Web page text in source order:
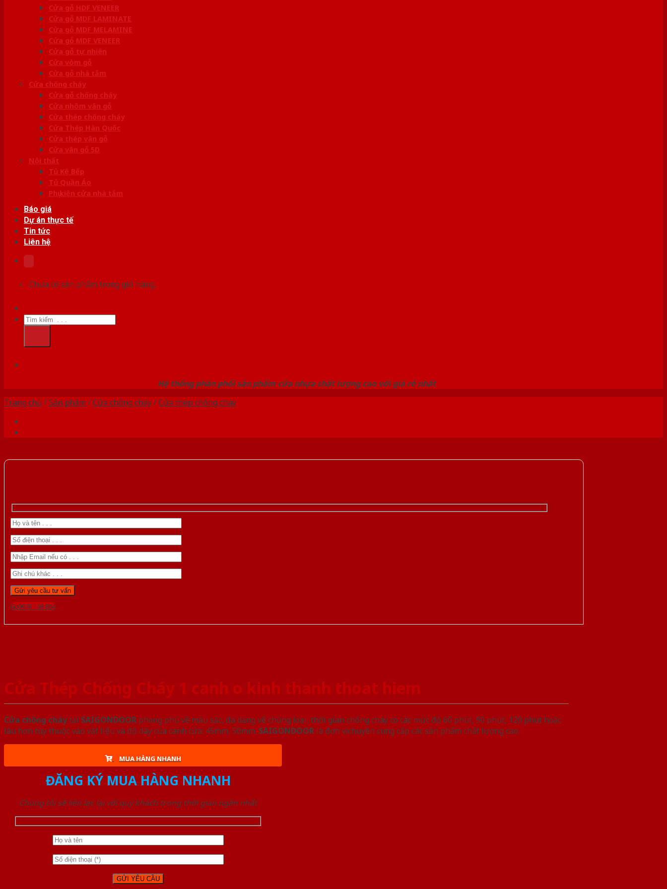
Cửa gỗ HDF VENEER
Cửa gỗ MDF LAMINATE
Cửa gỗ MDF MELAMINE
Cửa gỗ MDF VENEER
Cửa gỗ tự nhiên
Cửa vòm gỗ
Cửa gỗ nhà tắm
Cửa chống cháy
Cửa gỗ chống cháy
Cửa nhôm vân gỗ
Cửa thép chống cháy
Cửa Thép Hàn Quốc
Cửa thép vân gỗ
Cửa vân gỗ 5D
Nội thất
Tủ Kệ Bếp
Tủ Quần Áo
Phụ kiện cửa nhà tắm
Báo giá
Dự án thực tế
Tin tức
Liên hệ
Chưa có sản phẩm trong giỏ hàng.
Tìm
kiếm:
Hệ thống phân phối sản phẩm cửa nhựa chất lượng cao với giá rẻ nhất
Trang chủ /Sản phẩm /Cửa chống cháy/Cửa thép chống cháy
Gọi 0976.169.864
Cửa Thép Chống Cháy 1 canh o kinh thanh thoat hiem
Cửa chống cháytại SAIGONDOOR phong phú về màu sắc, đa dạng về chủng loại, thời gian chống cháy có các mức độ 60 phút, 90 phút, 120 phút hoặc
lâu hơn tùy thuộc vào vật liệu và độ dày của cánh cửa: 45mm, 50mm. SAIGONDOOR là đơn vị chuyên cung cấp các sản phẩm chất lượng cao.
MUA HÀNG NHANH
ĐĂNG KÝ MUA HÀNG NHANH
Chúng tôi sẽ liên lạc lại với quý khách trong thời gian ngắn nhất